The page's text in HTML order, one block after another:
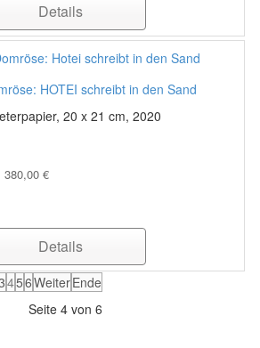
Details
HOTEI schreibt in den Sand
20 x 21 cm, 2020
380,00 €
Details
456WeiterEnde
Seite 4 von 6